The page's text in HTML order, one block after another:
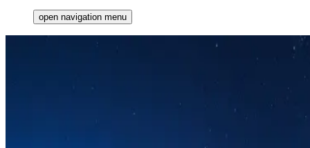
open navigation menu